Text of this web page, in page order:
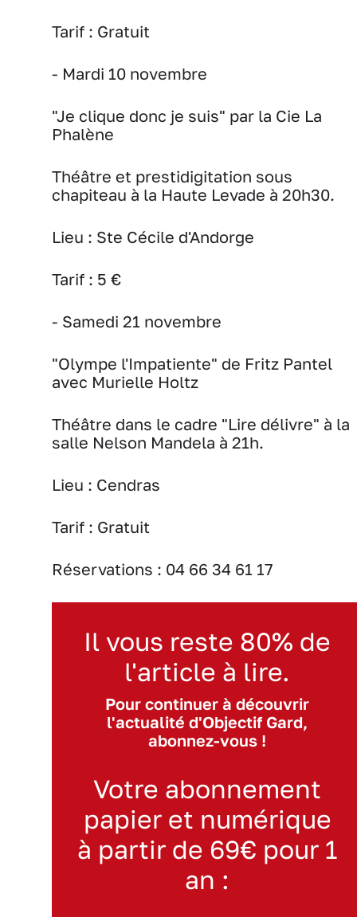
Tarif : Gratuit
- Mardi 10 novembre
"Je clique donc je suis" par la Cie La
Phalène
Théâtre et prestidigitation sous
chapiteau à la Haute Levade à 20h30.
Lieu : Ste Cécile d'Andorge
Tarif : 5 €
- Samedi 21 novembre
"Olympe l'Impatiente" de Fritz Pantel
avec Murielle Holtz
Théâtre dans le cadre "Lire délivre" à la
salle Nelson Mandela à 21h.
Lieu : Cendras
Tarif : Gratuit
Réservations : 04 66 34 61 17
Il vous reste 80% de
l'article à lire.
Pour continuer à découvrir
l'actualité d'Objectif Gard,
abonnez-vous !
Votre abonnement
papier et numérique
à partir de 69€ pour 1
an :